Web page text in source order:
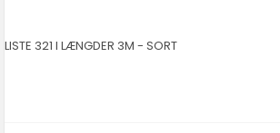
LISTE 321 I LÆNGDER 3M - SORT